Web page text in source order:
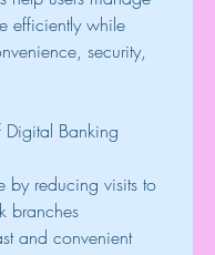
efficiently while
security,
Digital Banking
by reducing visits to
branches
and convenient